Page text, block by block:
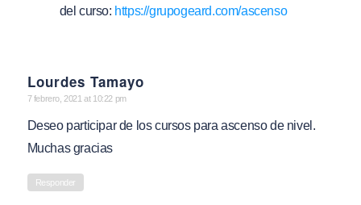
del curso: https://grupogeard.com/ascenso
Lourdes Tamayo
says:
7 febrero, 2021 at 10:22 pm
Deseo participar de los cursos para ascenso de nivel.
Muchas gracias
Responder